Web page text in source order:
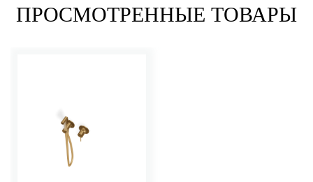
ПРОСМОТРЕННЫЕ ТОВАРЫ